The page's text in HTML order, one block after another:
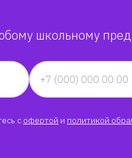
школьному
с офертой и политикой